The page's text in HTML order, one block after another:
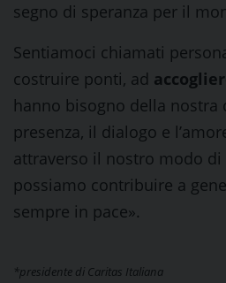
segno di speranza per il
Sentiamoci chiamati
costruire ponti, ad
hanno bisogno della nostra
presenza, il dialogo e
attraverso il nostro modo di
possiamo contribuire a
sempre in pace».
*presidente di Caritas Italiana